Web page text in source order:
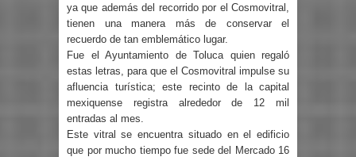
ya que además del recorrido por el Cosmovitral,
tienen una manera más de conservar el
recuerdo de tan emblemático lugar.
Fue el Ayuntamiento de Toluca quien regaló
estas letras, para que el Cosmovitral impulse su
afluencia turística; este recinto de la capital
mexiquense registra alrededor de 12 mil
entradas al mes.
Este vitral se encuentra situado en el edificio
que por mucho tiempo fue sede del Mercado 16